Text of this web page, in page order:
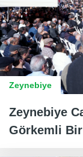
Zeynebiye
Zeynebiye
Görkemli Bir